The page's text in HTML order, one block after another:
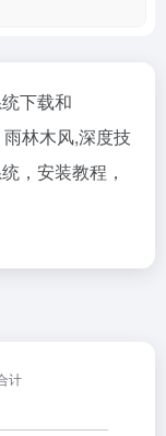
下载和
林木风,深度技
，安装教程，